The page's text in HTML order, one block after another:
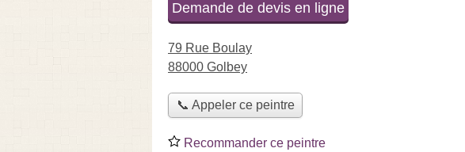
Demande de devis en ligne
79 Rue Boulay
88000 Golbey
📞 Appeler ce peintre
Recommander ce peintre